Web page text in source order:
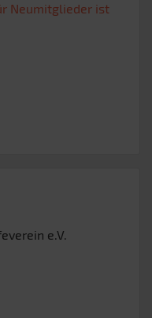
Neumitglieder ist
e.V.